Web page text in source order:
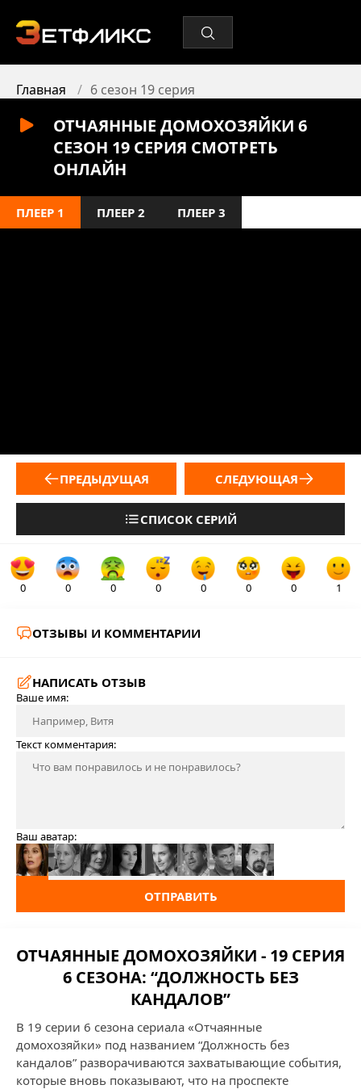
Главная 6 сезон 19 серия
ОТЧАЯННЫЕ ДОМОХОЗЯЙКИ 6
СЕЗОН 19 СЕРИЯ СМОТРЕТЬ
ОНЛАЙН
ПЛЕЕР 1 ПЛЕЕР 2 ПЛЕЕР 3
ПРЕДЫДУЩАЯ
СПИСОК СЕРИЙ
СЛЕДУЮЩАЯ
0 0 0 0 0 0 0 1
ОТЗЫВЫ И КОММЕНТАРИИ
НАПИСАТЬ ОТЗЫВ
Ваше имя:
Текст комментария:
Ваш аватар:
ОТПРАВИТЬ
ОТЧАЯННЫЕ ДОМОХОЗЯЙКИ - 19 СЕРИЯ
6 СЕЗОНА: “ДОЛЖНОСТЬ БЕЗ
КАНДАЛОВ”
В 19 серии 6 сезона сериала «Отчаянные
домохозяйки» под названием “Должность без
кандалов” разворачиваются захватывающие события,
которые вновь показывают, что на проспекте